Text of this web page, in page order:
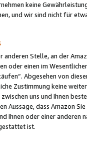
keine
und wir sind nicht für
anderen Stelle, an der
oder einen im
Abgesehen von
Zustimmung keine
uns und Ihnen
Aussage, dass Amazon
Ihnen oder einer
ist.